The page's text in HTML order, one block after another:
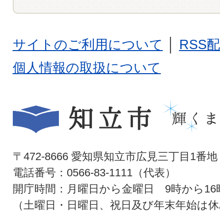
サイトのご利用について
RSS
個人情報の取扱について
〒472-8666 愛知県知立市広見三丁目1番地
電話番号：0566-83-1111（代表）
開庁時間：月曜日から金曜日 9時から16
（土曜日・日曜日、祝日及び年末年始は